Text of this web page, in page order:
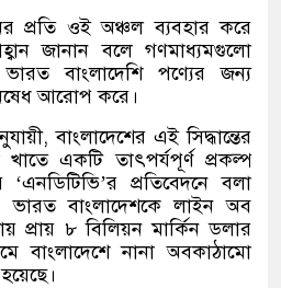
প্রতি ওই অঞ্চল ব্যবহার করে
জানান বলে গণমাধ্যমগুলো
বাংলাদেশি পণ্যের জন্য
আরোপ করে।
বাংলাদেশের এই সিদ্ধান্তের
খাতে একটি তাৎপর্যপূর্ণ প্রকল্প
প্রতিবেদনে বলা
বাংলাদেশকে লাইন অব
প্রায় ৮ বিলিয়ন মার্কিন ডলার
বাংলাদেশে নানা অবকাঠামো